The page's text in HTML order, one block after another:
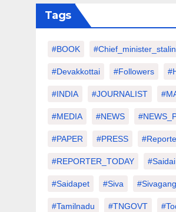
Tags
#BOOK #chief_minister_stalin
#devakkottai #followers
#INDIA #JOURNALIST
#MEDIA #NEWS
#PAPER #PRESS
#REPORTER_TODAY #saidai
#saidapet #Siva
#tamilnadu #TNGOVT